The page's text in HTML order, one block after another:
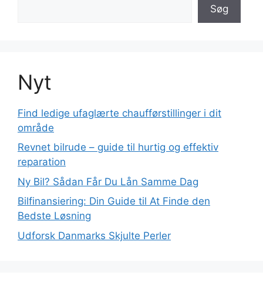
Søg
Nyt
Find ledige ufaglærte chaufførstillinger i dit
område
Revnet bilrude – guide til hurtig og effektiv
reparation
Ny Bil? Sådan Får Du Lån Samme Dag
Bilfinansiering: Din Guide til At Finde den
Bedste Løsning
Udforsk Danmarks Skjulte Perler